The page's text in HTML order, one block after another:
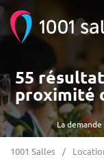
La
55
proximité
1001 Salles